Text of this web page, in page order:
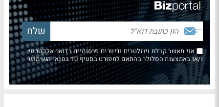
אני מאשר קבלת ניוזלטרים ודיוורים פרסומיים בדואר אלקטרוני
ו/או באמצעות הסלולר בהתאם למפורט בסעיף 10 בתנאי השימוש